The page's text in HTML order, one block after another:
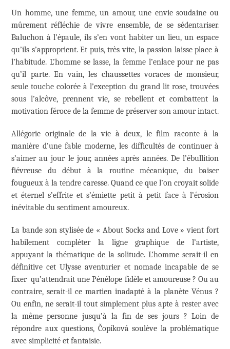
Un homme, une femme, un amour, une envie soudaine ou
mûrement réfléchie de vivre ensemble, de se sédentariser.
Baluchon à l’épaule, ils s’en vont habiter un lieu, un espace
qu’ils s’approprient. Et puis, très vite, la passion laisse place à
l’habitude. L’homme se lasse, la femme l’enlace pour ne pas
qu’il parte. En vain, les chaussettes voraces de monsieur,
seule touche colorée à l’exception du grand lit rose, trouvées
sous l’alcôve, prennent vie, se rebellent et combattent la
motivation féroce de la femme de préserver son amour intact.
Allégorie originale de la vie à deux, le film raconte à la
manière d’une fable moderne, les difficultés de continuer à
s’aimer au jour le jour, années après années. De l’ébullition
fiévreuse du début à la routine mécanique, du baiser
fougueux à la tendre caresse. Quand ce que l’on croyait solide
et éternel s’effrite et s’émiette petit à petit face à l’érosion
inévitable du sentiment amoureux.
La bande son stylisée de « About Socks and Love » vient fort
habilement compléter la ligne graphique de l’artiste,
appuyant la thématique de la solitude. L’homme serait-il en
définitive cet Ulysse aventurier et nomade incapable de se
fixer qu’attendrait une Pénélope fidèle et amoureuse ? Ou au
contraire, serait-il ce martien inadapté à la planète Vénus ?
Ou enfin, ne serait-il tout simplement plus apte à rester avec
la même personne jusqu’à la fin de ses jours ? Loin de
répondre aux questions, Čopíková soulève la problématique
avec simplicité et fantaisie.